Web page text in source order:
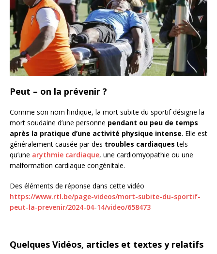
Peut – on la prévenir ?
Comme son nom l’indique, la mort subite du sportif désigne la
mort soudaine d’une personne pendant ou peu de temps
après la pratique d’une activité physique intense. Elle est
généralement causée par des troubles cardiaques tels
qu’une arythmie cardiaque, une cardiomyopathie ou une
malformation cardiaque congénitale.
Des éléments de réponse dans cette vidéo
https://www.rtl.be/page-videos/mort-subite-du-sportif-
peut-la-prevenir/2024-04-14/video/658473
Quelques Vidéos, articles et textes y relatifs